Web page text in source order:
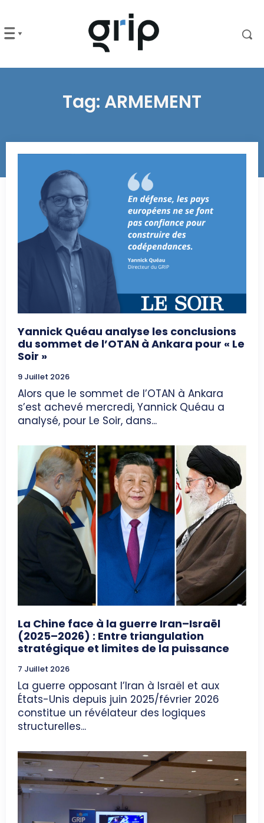
Tag: ARMEMENT
Yannick Quéau analyse les conclusions
du sommet de l’OTAN à Ankara pour « Le
Soir »
9 Juillet 2026
Alors que le sommet de l’OTAN à Ankara
s’est achevé mercredi, Yannick Quéau a
analysé, pour Le Soir, dans...
La Chine face à la guerre Iran–Israël
(2025–2026) : Entre triangulation
stratégique et limites de la puissance
7 Juillet 2026
La guerre opposant l’Iran à Israël et aux
États-Unis depuis juin 2025/février 2026
constitue un révélateur des logiques
structurelles...